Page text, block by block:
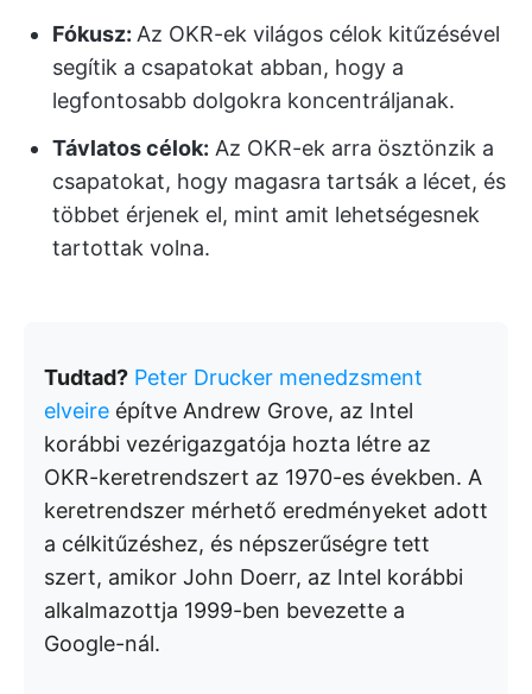
Fókusz: Az OKR-ek világos célok kitűzésével
segítik a csapatokat abban, hogy a
legfontosabb dolgokra koncentráljanak.
Távlatos célok: Az OKR-ek arra ösztönzik a
csapatokat, hogy magasra tartsák a lécet, és
többet érjenek el, mint amit lehetségesnek
tartottak volna.
Tudtad? Peter Drucker menedzsment
elveire építve Andrew Grove, az Intel
korábbi vezérigazgatója hozta létre az
OKR-keretrendszert az 1970-es években. A
keretrendszer mérhető eredményeket adott
a célkitűzéshez, és népszerűségre tett
szert, amikor John Doerr, az Intel korábbi
alkalmazottja 1999-ben bevezette a
Google-nál.